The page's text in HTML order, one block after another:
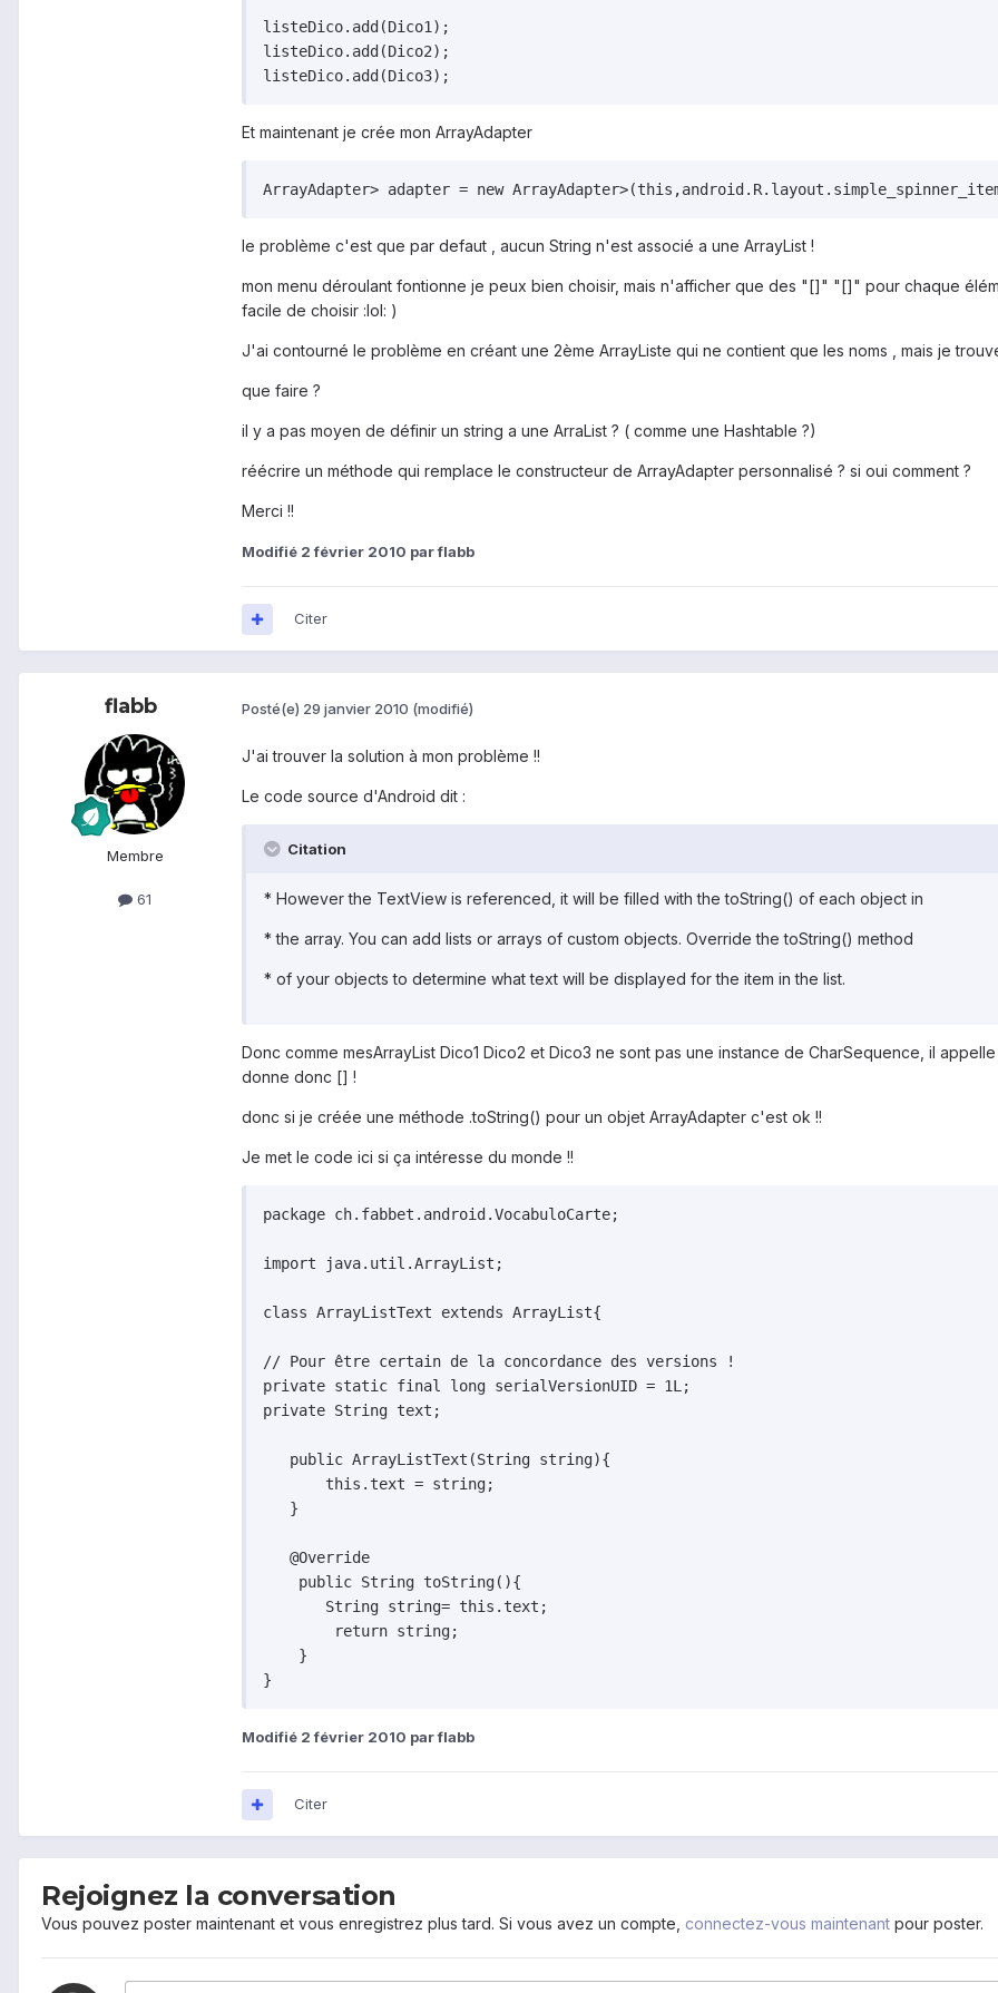
listeDico.add(Dico1);
listeDico.add(Dico2);
Et maintenant je crée mon ArrayAdapter
le problème c'est que par defaut , aucun String n'est associé a une ArrayList !
mon menu déroulant fontionne je peux bien choisir, mais n'afficher que des "[]" "[]" pour chaque
facile de choisir :lol: )
J'ai contourné le problème en créant une 2ème ArrayListe qui ne contient que les noms , mais je
que faire ?
il y a pas moyen de définir un string a une ArraList ? ( comme une Hashtable ?)
réécrire un méthode qui remplace le constructeur de ArrayAdapter personnalisé ? si oui comment ?
Merci !!
Modifié 2 février 2010 par flabb
Citer
flabb
Membre
61
Posté(e) 29 janvier 2010 (modifié)
J'ai trouver la solution à mon problème !!
Le code source d'Android dit :
Citation
* However the TextView is referenced, it will be filled with the toString() of each object in
* the array. You can add lists or arrays of custom objects. Override the toString() method
* of your objects to determine what text will be displayed for the item in the list.
Donc comme mesArrayList Dico1 Dico2 et Dico3 ne sont pas une instance de CharSequence, il
donne donc [] !
donc si je créée une méthode .toString() pour un objet ArrayAdapter c'est ok !!
Je met le code ici si ça intéresse du monde !!
package ch.fabbet.android.VocabuloCarte;
import java.util.ArrayList;
class ArrayListText extends ArrayList{
// Pour être certain de la concordance des versions !
private static final long serialVersionUID = 1L;
private String text;
   public ArrayListText(String string){
       this.text = string;
   }
   @Override
    public String toString(){
       String string= this.text;
        return string;
    }
Modifié 2 février 2010 par flabb
Citer
Rejoignez la conversation
Vous pouvez poster maintenant et vous enregistrez plus tard. Si vous avez un compte, connectez-vous maintenant pour poster.